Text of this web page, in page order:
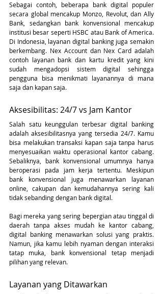
Sebagai contoh, beberapa bank digital populer
secara global mencakup Monzo, Revolut, dan Ally
Bank, sedangkan bank konvensional mencakup
institusi besar seperti HSBC atau Bank of America.
Di Indonesia, layanan digital banking juga semakin
berkembang. Nex Account dan Nex Card adalah
contoh layanan bank dan kartu kredit yang kini
sudah mengadopsi sistem digital sehingga
pengguna bisa menikmati layanannya di mana
saja dan kapan saja.
Aksesibilitas: 24/7 vs Jam Kantor
Salah satu keunggulan terbesar digital banking
adalah aksesibilitasnya yang tersedia 24/7. Kamu
bisa melakukan transaksi kapan saja tanpa harus
menyesuaikan waktu operasional kantor cabang.
Sebaliknya, bank konvensional umumnya hanya
beroperasi pada jam kerja tertentu. Meskipun
bank konvensional juga menawarkan layanan
online, cakupan dan kemudahannya sering kali
tidak sebanding dengan bank digital.
Bagi mereka yang sering bepergian atau tinggal di
daerah tanpa akses mudah ke kantor cabang,
digital banking menawarkan solusi yang praktis.
Namun, jika kamu lebih nyaman dengan interaksi
tatap muka, bank konvensional tetap menjadi
pilihan yang relevan.
Layanan yang Ditawarkan